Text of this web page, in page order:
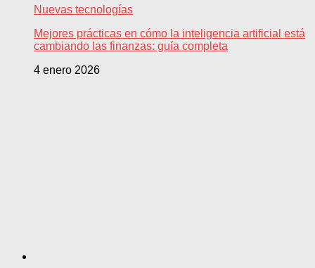
Nuevas tecnologías
Mejores prácticas en cómo la inteligencia artificial está
cambiando las finanzas: guía completa
4 enero 2026